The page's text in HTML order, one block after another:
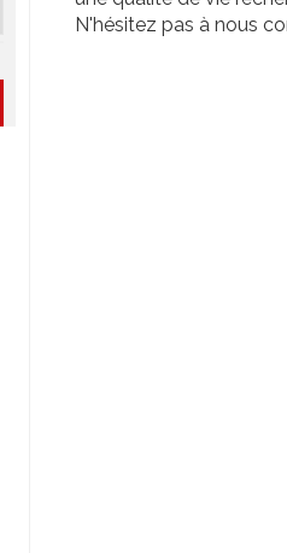
N'hésitez pas à nous